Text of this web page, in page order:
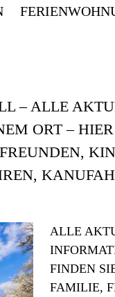
– ALLE
ORT –
ALLE
FINDEN
FAMILIE,